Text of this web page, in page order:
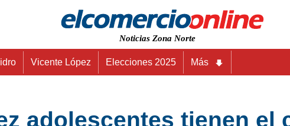
Noticias Zona Norte
Vicente López Elecciones 2025 Más
adolescentes tienen el